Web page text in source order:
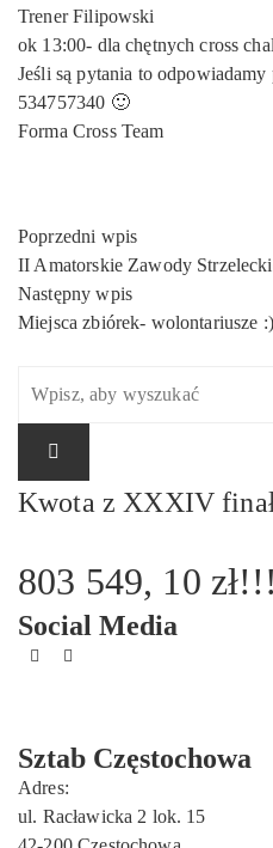
Trener Filipowski
ok 13:00- dla chętnych cross
Jeśli są pytania to
534757340 🙂
Forma Cross Team
wpisu
Poprzedni wpis
II Amatorskie Zawody
Następny wpis
Miejsca zbiórek- wolontariusze :)
Kwota z XXXIV
803 549, 10 zł!!!
Social Media
Sztab Częstochowa
Adres:
ul. Racławicka 2 lok. 15